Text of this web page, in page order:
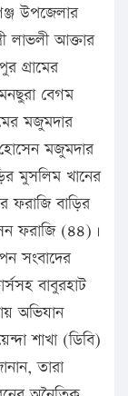
উপজেলার
লাভলী আক্তার
গ্রামের
বেগম
মজুমদার
মজুমদার
মুসলিম খানের
ফরাজি বাড়ির
ফরাজি (৪৪)।
সংবাদের
বাবুরহাট
অভিযান
শাখা (ডিবি)
তারা